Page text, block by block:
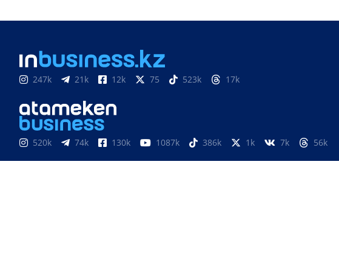
247k 21k 12k 75 523k 17k
520k 74k 130k 1087k 386k 1k 7k 56k